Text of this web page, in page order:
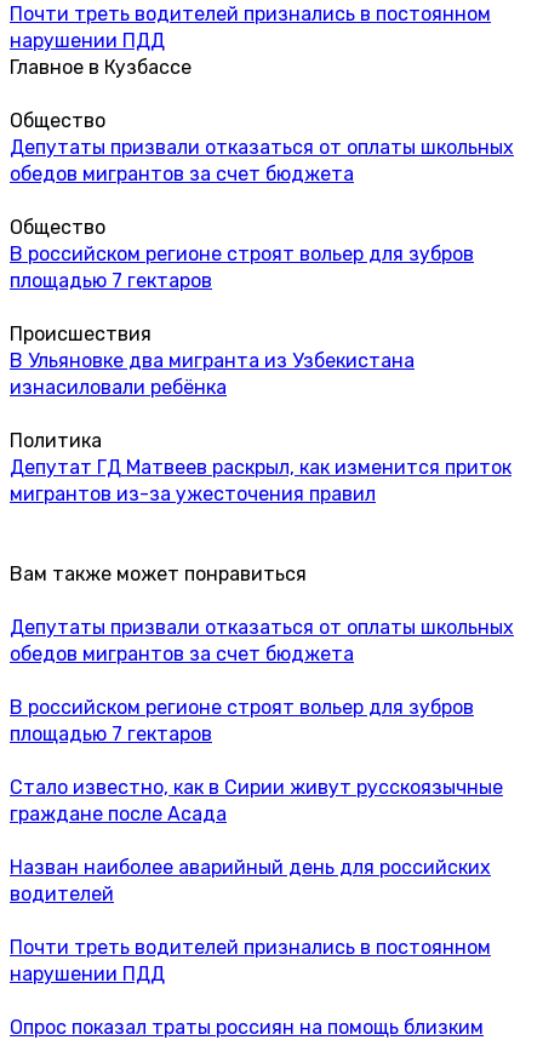
Почти треть водителей признались в постоянном
нарушении ПДД
Главное в Кузбассе
Общество
Депутаты призвали отказаться от оплаты школьных
обедов мигрантов за счет бюджета
Общество
В российском регионе строят вольер для зубров
площадью 7 гектаров
Происшествия
В Ульяновке два мигранта из Узбекистана
изнасиловали ребёнка
Политика
Депутат ГД Матвеев раскрыл, как изменится приток
мигрантов из-за ужесточения правил
Вам также может понравиться
Депутаты призвали отказаться от оплаты школьных
обедов мигрантов за счет бюджета
В российском регионе строят вольер для зубров
площадью 7 гектаров
Стало известно, как в Сирии живут русскоязычные
граждане после Асада
Назван наиболее аварийный день для российских
водителей
Почти треть водителей признались в постоянном
нарушении ПДД
Опрос показал траты россиян на помощь близким